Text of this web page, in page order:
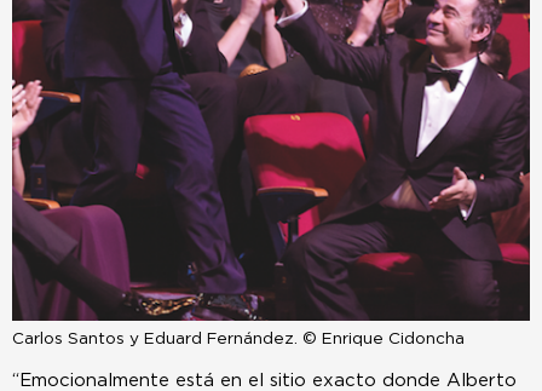
Carlos Santos y Eduard Fernández. © Enrique Cidoncha
“Emocionalmente está en el sitio exacto donde Alberto